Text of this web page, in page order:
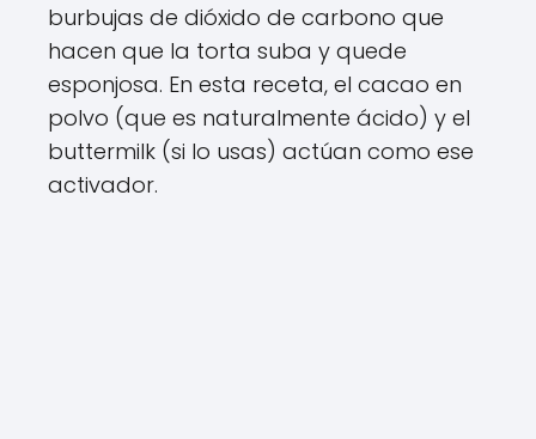
burbujas de dióxido de carbono que
hacen que la torta suba y quede
esponjosa. En esta receta, el cacao en
polvo (que es naturalmente ácido) y el
buttermilk (si lo usas) actúan como ese
activador.